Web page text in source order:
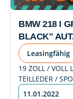
BMW 218 I
BLACK"
Leasingfähig
19 ZOLL / VOLL
TEILLEDER /
11.01.2022